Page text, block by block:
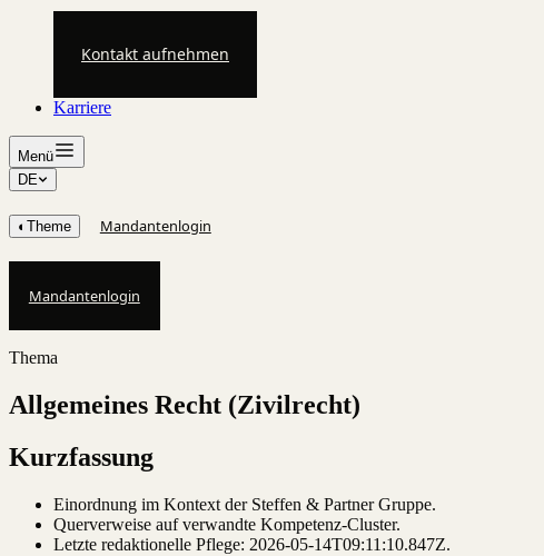
Kontakt aufnehmen
Karriere
Menü
DE
◐ Theme Mandantenlogin
Mandantenlogin
Thema
Allgemeines Recht (Zivilrecht)
Kurzfassung
Einordnung im Kontext der Steffen & Partner Gruppe.
Querverweise auf verwandte Kompetenz-Cluster.
Letzte redaktionelle Pflege: 2026-05-14T09:11:10.847Z.